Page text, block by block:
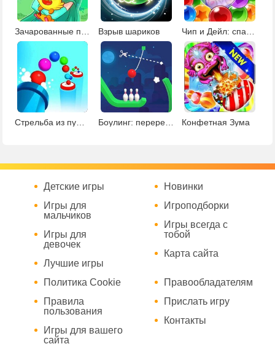
Взрыв шариков
Стрельба из пушки Боулинг: перережь веревку Конфетная Зума
Детские игры
Игры для
мальчиков
Игры для
девочек
Лучшие игры
Новинки
Игроподборки
Игры всегда с
тобой
Карта сайта
Политика Cookie
Правила
пользования
Игры для вашего
сайта
Правообладателям
Прислать игру
Контакты